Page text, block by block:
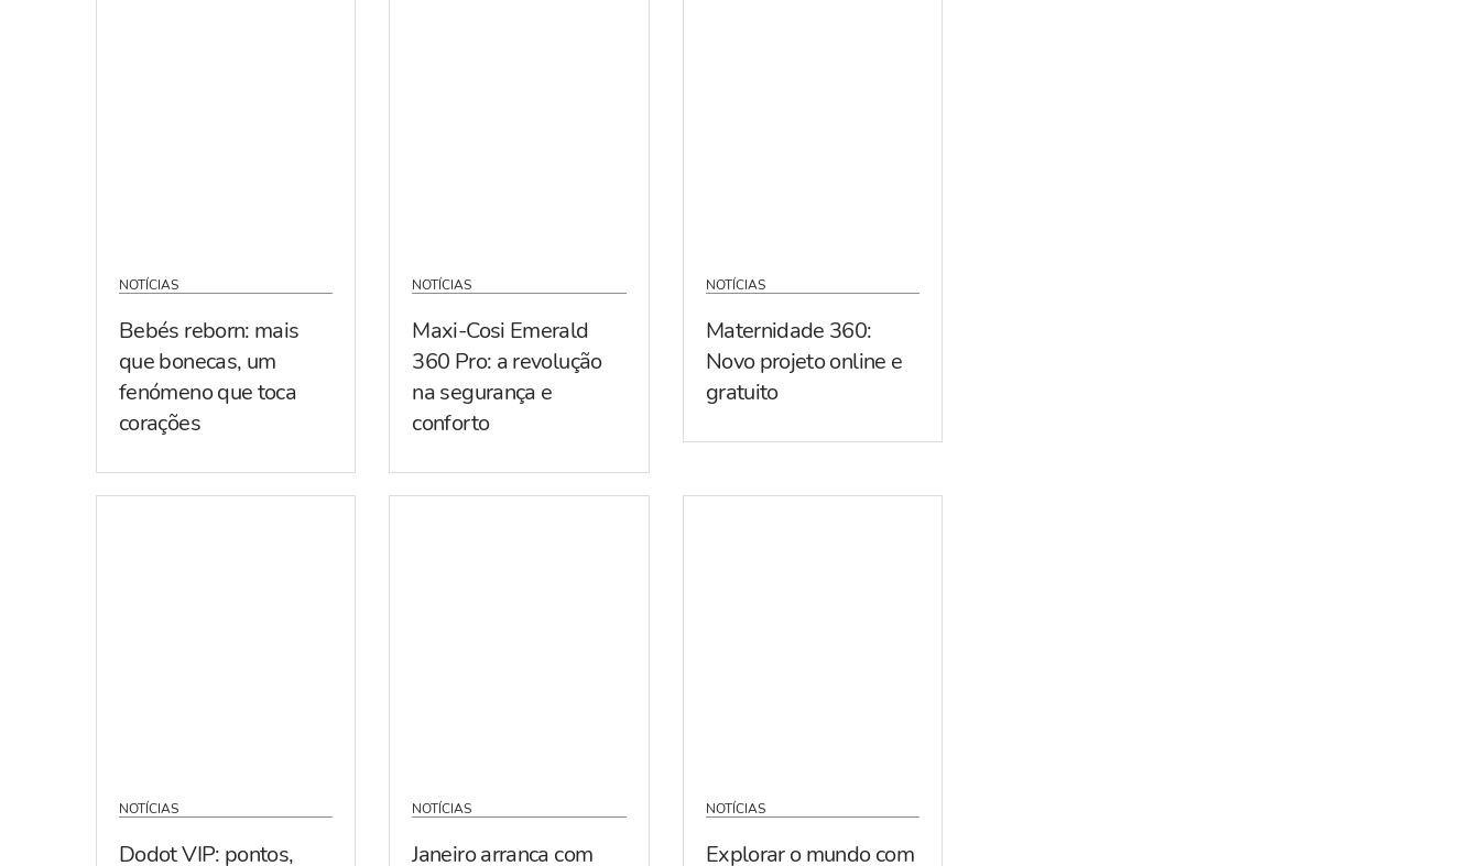
NOTÍCIAS
Bebés reborn: mais
que bonecas, um
fenómeno que toca
corações
NOTÍCIAS
Maxi-Cosi Emerald
360 Pro: a revolução
na segurança e
conforto
NOTÍCIAS
Maternidade 360:
Novo projeto online e
gratuito
NOTÍCIAS
Dodot VIP: pontos,
NOTÍCIAS
Janeiro arranca com
NOTÍCIAS
Explorar o mundo com